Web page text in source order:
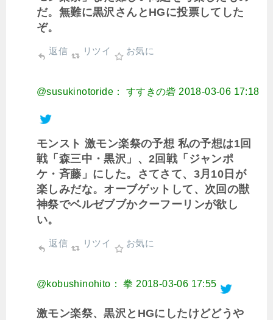
だ。無難に黒沢さんとHGに投票してした
ぞ。
返信 リツイ お気に
@susukinotoride： すすきの砦 2018-03-06 17:18
モンスト 激モン楽祭の予想 私の予想は1回
戦「森三中・黒沢」、2回戦「ジャンポ
ケ・斉藤」にした。さてさて、3月10日が
楽しみだな。オーブゲットして、次回の獣
神祭でベルゼブブかクーフーリンが欲し
い。
返信 リツイ お気に
@kobushinohito： 拳 2018-03-06 17:55
激モン楽祭、黒沢とHGにしたけどどうや